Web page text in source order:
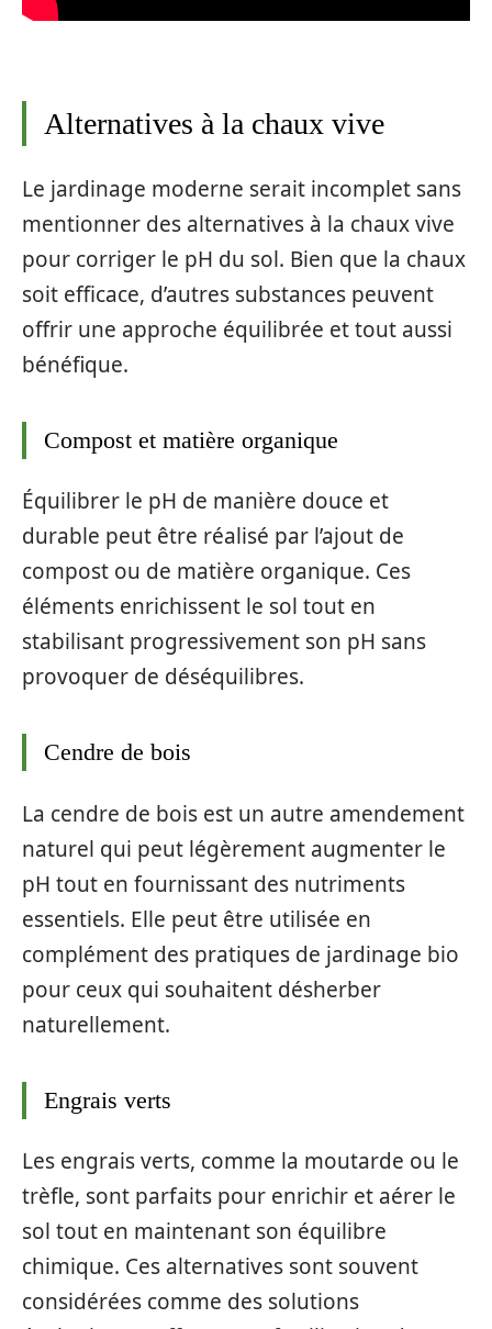
Alternatives à la chaux vive
Le jardinage moderne serait incomplet sans
mentionner des alternatives à la chaux vive
pour corriger le pH du sol. Bien que la chaux
soit efficace, d’autres substances peuvent
offrir une approche équilibrée et tout aussi
bénéfique.
Compost et matière organique
Équilibrer le pH de manière douce et
durable peut être réalisé par l’ajout de
compost ou de matière organique. Ces
éléments enrichissent le sol tout en
stabilisant progressivement son pH sans
provoquer de déséquilibres.
Cendre de bois
La cendre de bois est un autre amendement
naturel qui peut légèrement augmenter le
pH tout en fournissant des nutriments
essentiels. Elle peut être utilisée en
complément des pratiques de jardinage bio
pour ceux qui souhaitent désherber
naturellement.
Engrais verts
Les engrais verts, comme la moutarde ou le
trèfle, sont parfaits pour enrichir et aérer le
sol tout en maintenant son équilibre
chimique. Ces alternatives sont souvent
considérées comme des solutions